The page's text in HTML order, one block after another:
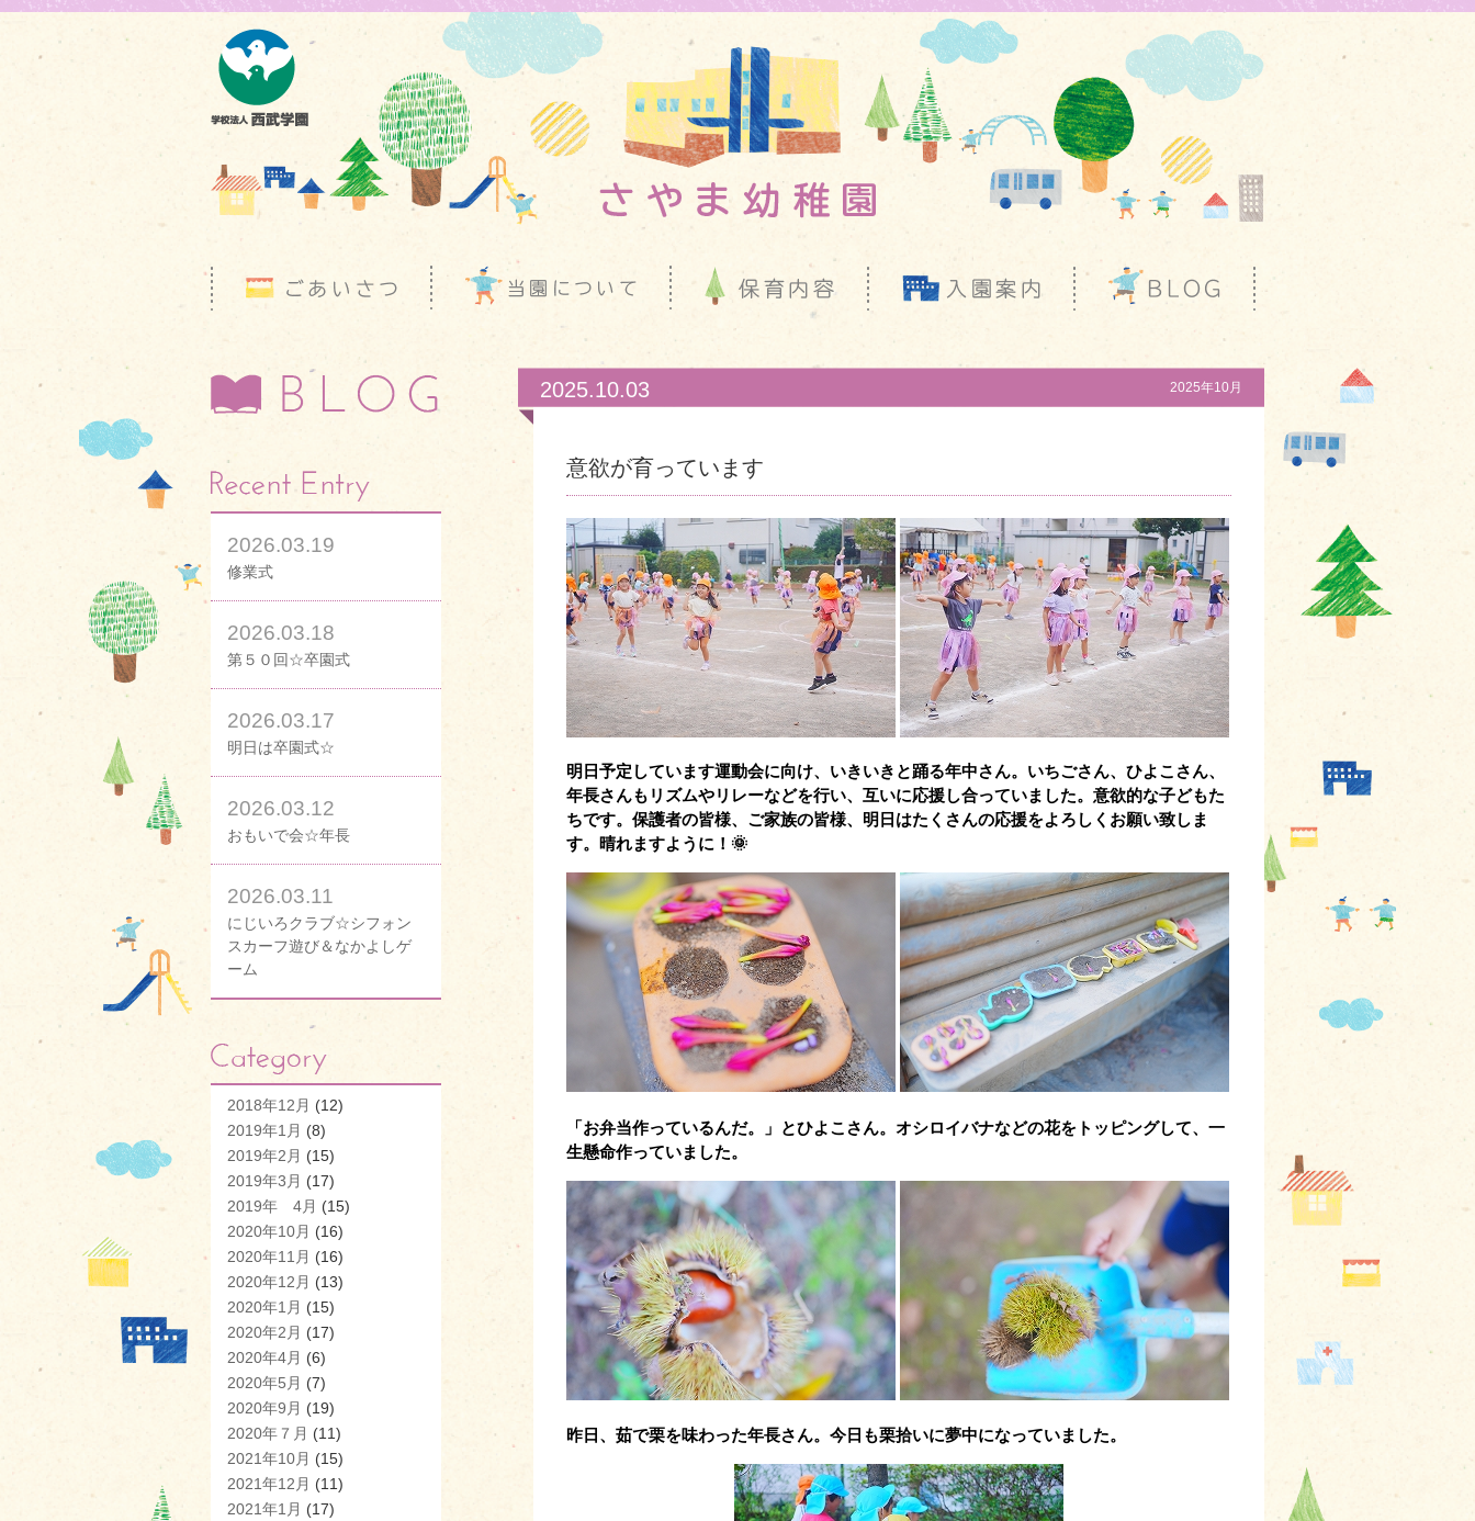
2026.03.19
修業式
2026.03.18
第５０回☆卒園式
2026.03.17
明日は卒園式☆
2026.03.12
おもいで会☆年長
2026.03.11
にじいろクラブ☆シフォン
スカーフ遊び＆なかよしゲ
ーム
2018年12月 (12)
2019年1月 (8)
2019年2月 (15)
2019年3月 (17)
2019年 4月 (15)
2020年10月 (16)
2020年11月 (16)
2020年12月 (13)
2020年1月 (15)
2020年2月 (17)
2020年4月 (6)
2020年5月 (7)
2020年9月 (19)
2020年７月 (11)
2021年10月 (15)
2021年12月 (11)
2021年1月 (17)
2025.10.03 2025年10月
意欲が育っています
明日予定しています運動会に向け、いきいきと踊る年中さん。いちごさん、ひよこさん、
年長さんもリズムやリレーなどを行い、互いに応援し合っていました。意欲的な子どもた
ちです。保護者の皆様、ご家族の皆様、 明日はたくさんの応援をよろしくお願い致しま
す。晴れますように！🌞
「お弁当作っているんだ。」とひよこさん。オシロイバナなどの花をトッピングして、一
生懸命作っていました。
昨日、茹で栗を味わった年長さん。今日も栗拾いに夢中になっていました。